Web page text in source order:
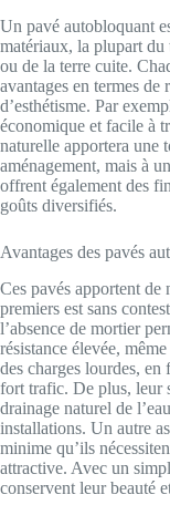
Un pavé autobloquant
matériaux, la plupart du
ou de la terre cuite.
avantages en termes de
d’esthétisme. Par
économique et facile à
naturelle apportera une
aménagement, mais à
offrent également des
goûts diversifiés.
Avantages des pavés
Ces pavés apportent de
premiers est sans
l’absence de mortier
résistance élevée,
des charges lourdes,
fort trafic. De plus, leur
drainage naturel de
installations. Un autre
minime qu’ils
attractive. Avec un
conservent leur beauté